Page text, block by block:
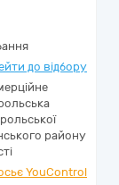
до відбору
району
YouControl